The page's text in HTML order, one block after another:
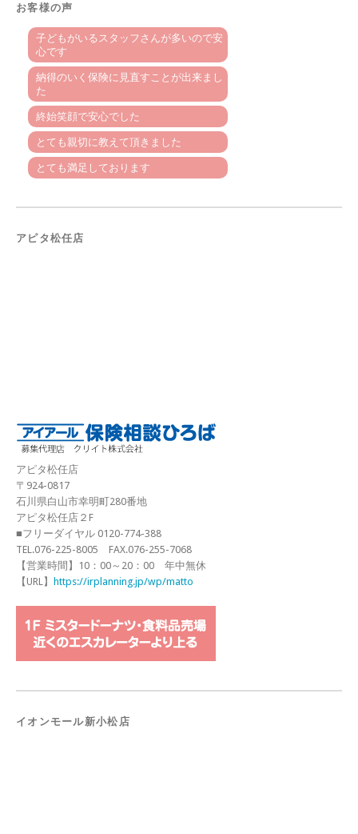
お客様の声
子どもがいるスタッフさんが多いので安
心です
納得のいく保険に見直すことが出来まし
た
終始笑顔で安心でした
とても親切に教えて頂きました
とても満足しております
アピタ松任店
アピタ松任店
〒924-0817
石川県白山市幸明町280番地
アピタ松任店２F
■フリーダイヤル 0120-774-388
TEL.076-225-8005 FAX.076-255-7068
【営業時間】10：00～20：00 年中無休
【URL】 https://irplanning.jp/wp/matto
イオンモール新小松店